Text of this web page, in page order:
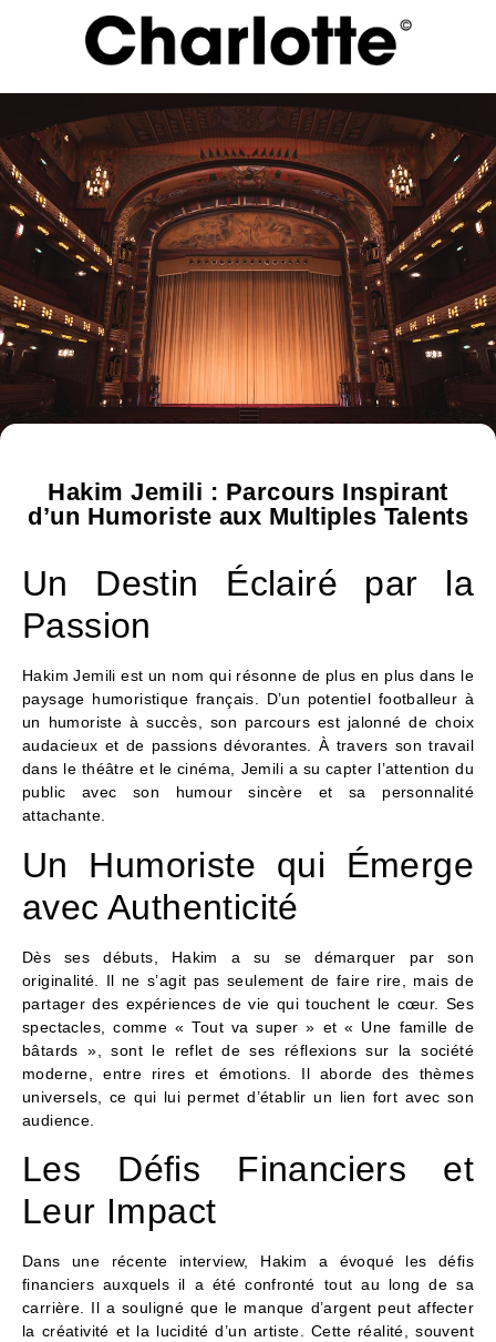
Hakim Jemili : Parcours Inspirant
d’un Humoriste aux Multiples Talents
Un Destin Éclairé par la
Passion
Hakim Jemili est un nom qui résonne de plus en plus dans le
paysage humoristique français. D’un potentiel footballeur à
un humoriste à succès, son parcours est jalonné de choix
audacieux et de passions dévorantes. À travers son travail
dans le théâtre et le cinéma, Jemili a su capter l’attention du
public avec son humour sincère et sa personnalité
attachante.
Un Humoriste qui Émerge
avec Authenticité
Dès ses débuts, Hakim a su se démarquer par son
originalité. Il ne s’agit pas seulement de faire rire, mais de
partager des expériences de vie qui touchent le cœur. Ses
spectacles, comme « Tout va super » et « Une famille de
bâtards », sont le reflet de ses réflexions sur la société
moderne, entre rires et émotions. Il aborde des thèmes
universels, ce qui lui permet d’établir un lien fort avec son
audience.
Les Défis Financiers et
Leur Impact
Dans une récente interview, Hakim a évoqué les défis
financiers auxquels il a été confronté tout au long de sa
carrière. Il a souligné que le manque d’argent peut affecter
la créativité et la lucidité d’un artiste. Cette réalité, souvent